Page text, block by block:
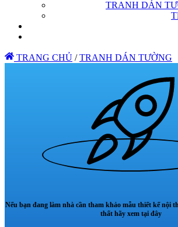
TRANH DÁN
TRANG CHỦ / TRANH DÁN TƯỜNG
Nếu bạn đang làm nhà cần tham khảo mẫu thiết kế nội
thất hãy xem tại đây